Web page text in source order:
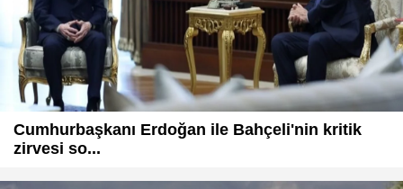
Cumhurbaşkanı Erdoğan ile Bahçeli'nin kritik
zirvesi so...